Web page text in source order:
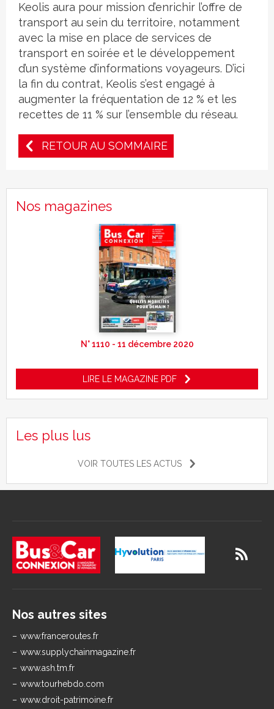
Keolis aura pour mission d’enrichir l’offre de
transport au sein du territoire, notamment
avec la mise en place de services de
transport en soirée et le développement
d’un système d’informations voyageurs. D’ici
la fin du contrat, Keolis s’est engagé à
augmenter la fréquentation de 12 % et les
recettes de 11 % sur l’ensemble du réseau.
RETOUR AU SOMMAIRE
Nos magazines
N° 1110 - 11 décembre 2020
LIRE LE MAGAZINE PDF
Les plus lus
VOIR TOUTES LES ACTUS
Nos autres sites
www.franceroutes.fr
www.supplychainmagazine.fr
www.ash.tm.fr
www.tourhebdo.com
www.droit-patrimoine.fr